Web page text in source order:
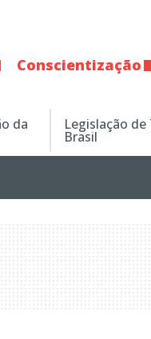
Conscientização
da Legislação
Brasil